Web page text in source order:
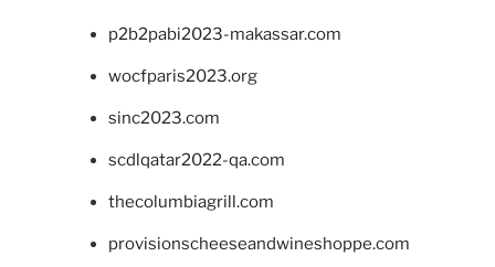
p2b2pabi2023-makassar.com
wocfparis2023.org
sinc2023.com
scdlqatar2022-qa.com
thecolumbiagrill.com
provisionscheeseandwineshoppe.com